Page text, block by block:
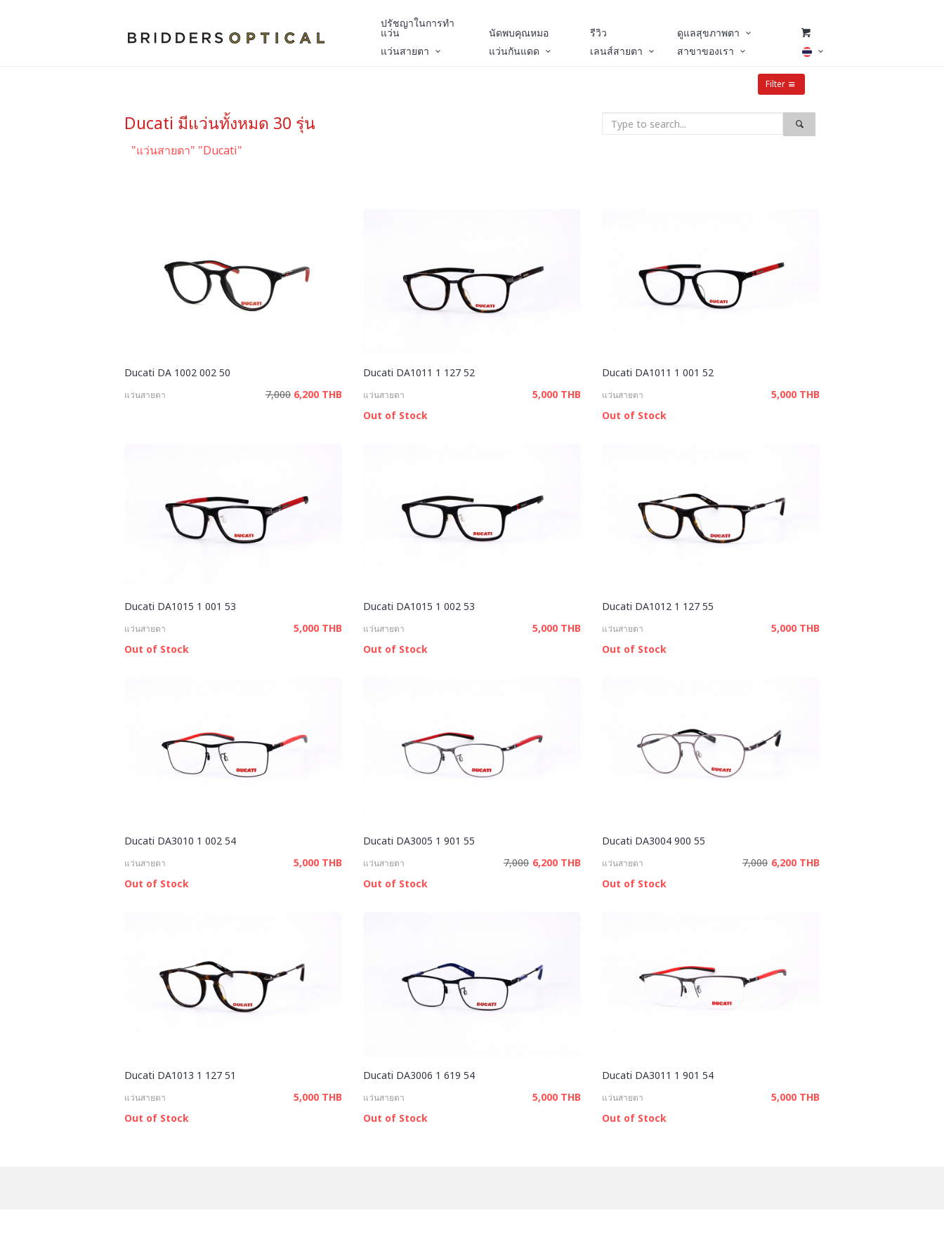
ปรัชญาในการทำ
แว่น นัดพบคุณหมอ รีวิว
ดูแลสุขภาพตา
แว่นสายตา
แว่นกันแดด เลนส์สายตา สาขาของเรา
Filter
Ducati มีแว่นทั้งหมด 30 รุ่น
"แว่นสายตา" "Ducati"
Ducati DA 1002 002 50
แว่นสายตา 7,000 6,200 THB
Ducati DA1011 1 127 52
แว่นสายตา
5,000 THB
Out of Stock
Ducati DA1011 1 001 52
แว่นสายตา
5,000 THB
Out of Stock
Ducati DA1015 1 001 53
แว่นสายตา
5,000 THB
Out of Stock
Ducati DA1015 1 002 53
แว่นสายตา
5,000 THB
Out of Stock
Ducati DA1012 1 127 55
แว่นสายตา
5,000 THB
Out of Stock
Ducati DA3010 1 002 54
แว่นสายตา
5,000 THB
Out of Stock
Ducati DA3005 1 901 55
แว่นสายตา 7,000 6,200 THB
Out of Stock
Ducati DA3004 900 55
แว่นสายตา 7,000 6,200 THB
Out of Stock
Ducati DA1013 1 127 51
แว่นสายตา
5,000 THB
Out of Stock
Ducati DA3006 1 619 54
แว่นสายตา
5,000 THB
Out of Stock
Ducati DA3011 1 901 54
แว่นสายตา
5,000 THB
Out of Stock